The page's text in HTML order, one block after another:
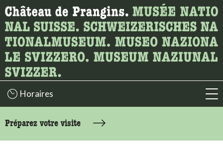
Recherche
Ici, vous pouvez rechercher le contenu de la page.
Horaires
Préparez votre visite